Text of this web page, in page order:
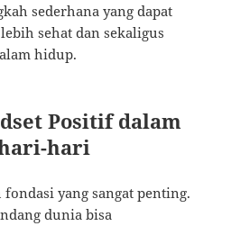
sederhana yang dapat
sehat dan sekaligus
hidup.
Positif dalam
hari
yang sangat penting.
dunia bisa